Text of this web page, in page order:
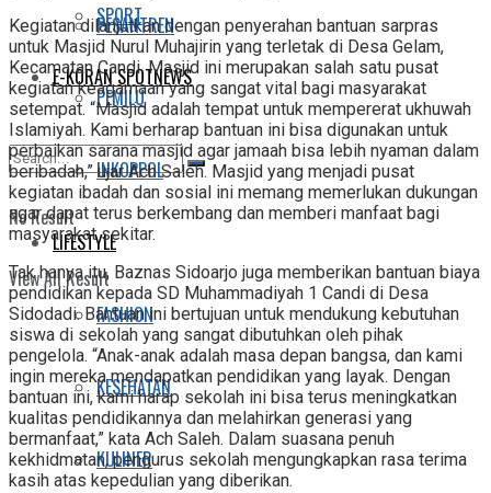
SPORT
E-KORAN SPOTNEWS
No Result
View All Result
PESANTREN
PEMILU
INKOPPOL
LIFESTYLE
FASHION
KESEHATAN
KULINER
Kegiatan dilanjutkan dengan penyerahan bantuan sarpras
untuk Masjid Nurul Muhajirin yang terletak di Desa Gelam,
Kecamatan Candi. Masjid ini merupakan salah satu pusat
kegiatan keagamaan yang sangat vital bagi masyarakat
setempat. “Masjid adalah tempat untuk mempererat ukhuwah
Islamiyah. Kami berharap bantuan ini bisa digunakan untuk
perbaikan sarana masjid agar jamaah bisa lebih nyaman dalam
beribadah,” ujar Ach Saleh. Masjid yang menjadi pusat
kegiatan ibadah dan sosial ini memang memerlukan dukungan
agar dapat terus berkembang dan memberi manfaat bagi
masyarakat sekitar.
Tak hanya itu, Baznas Sidoarjo juga memberikan bantuan biaya
pendidikan kepada SD Muhammadiyah 1 Candi di Desa
Sidodadi. Bantuan ini bertujuan untuk mendukung kebutuhan
siswa di sekolah yang sangat dibutuhkan oleh pihak
pengelola. “Anak-anak adalah masa depan bangsa, dan kami
ingin mereka mendapatkan pendidikan yang layak. Dengan
bantuan ini, kami harap sekolah ini bisa terus meningkatkan
kualitas pendidikannya dan melahirkan generasi yang
bermanfaat,” kata Ach Saleh. Dalam suasana penuh
kekhidmatan, pengurus sekolah mengungkapkan rasa terima
kasih atas kepedulian yang diberikan.